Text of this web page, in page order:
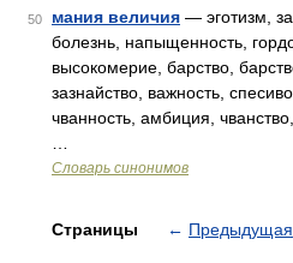
50 мания величия — эготизм,
болезнь, напыщенность,
высокомерие, барство,
зазнайство, важность,
чванность, амбиция,
Словарь синонимов
Страницы ← Предыдущая